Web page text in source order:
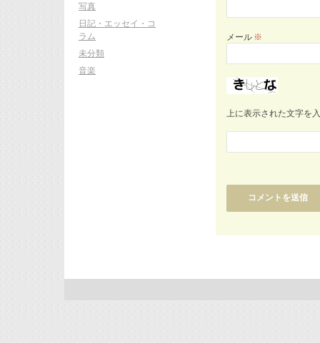
メール ※
上に表示された文字を
写真
日記・エッセイ・コ
ラム
未分類
音楽